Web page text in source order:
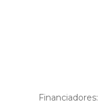
Financiadores: